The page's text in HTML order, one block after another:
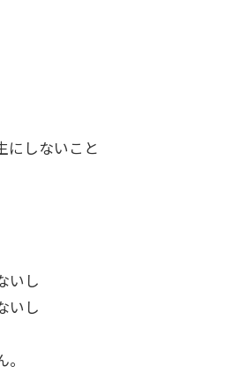
にしないこと
いし
いし